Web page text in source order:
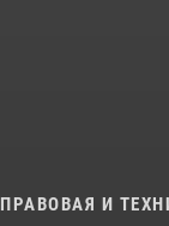
ПРАВОВАЯ И